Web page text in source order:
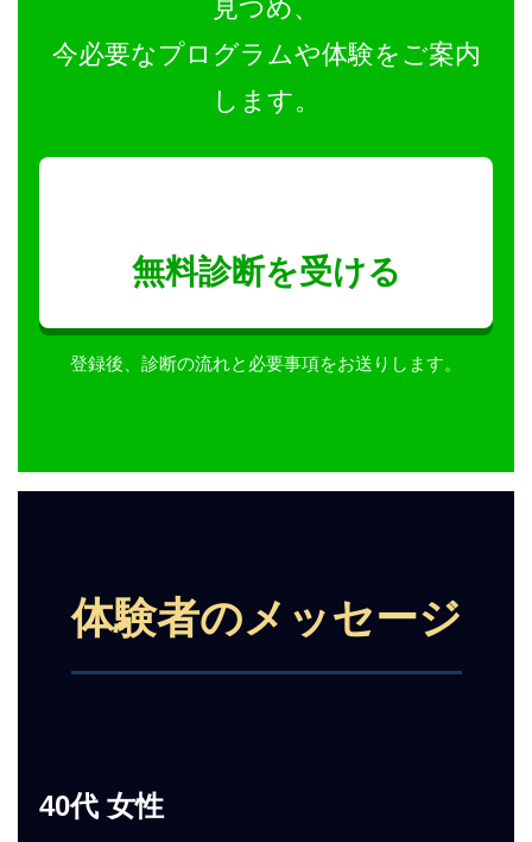
見つめ、
今必要なプログラムや体験をご案内
します。
無料診断を受ける
登録後、診断の流れと必要事項をお送りします。
体験者のメッセージ
40代 女性